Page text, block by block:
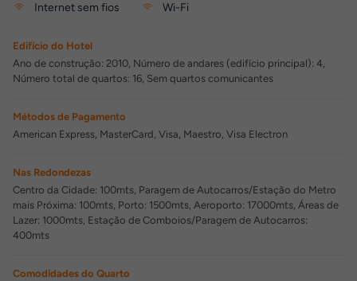
Internet sem fios Wi-Fi
Edifício do Hotel
Ano de construção: 2010, Número de andares (edifício principal): 4,
Número total de quartos: 16, Sem quartos comunicantes
Métodos de Pagamento
American Express, MasterCard, Visa, Maestro, Visa Electron
Nas Redondezas
Centro da Cidade: 100mts, Paragem de Autocarros/Estação do Metro
mais Próxima: 100mts, Porto: 1500mts, Aeroporto: 17000mts, Áreas de
Lazer: 1000mts, Estação de Comboios/Paragem de Autocarros:
400mts
Comodidades do Quarto